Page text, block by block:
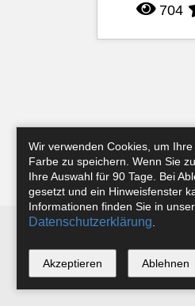
704
Instagram
*
Wir verwenden Cookies, um
Farbe zu speichern. Wenn Sie
Ihre Auswahl für 90 Tage. Bei
gesetzt und ein Hinweisfenster
Informationen finden Sie in
Datenschutzerklärung
Akzeptieren Ablehnen